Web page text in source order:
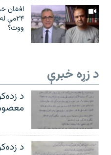
افغان
۲۴مې
ووت؟
د زړه خبرې
د
د